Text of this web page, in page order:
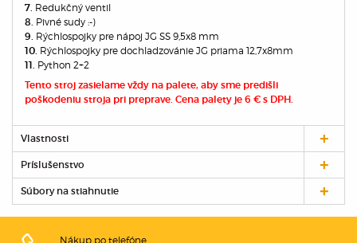
7. Redukčný ventil
8. Pivné sudy :-)
9. Rýchlospojky pre nápoj JG SS 9,5x8 mm
10. Rýchlospojky pre dochladzovánie JG priama 12,7x8mm
11. Python 2+2
Tento stroj zasielame vždy na palete, aby sme predišli
poškodeniu stroja pri preprave. Cena palety je 6 € s DPH.
Vlastnosti
Príslušenstvo
Súbory na stiahnutie
Nákup po telefóne